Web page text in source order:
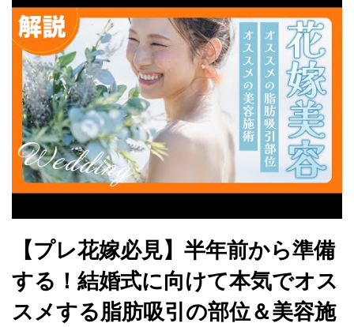
【プレ花嫁必見】半年前から準備
する！結婚式に向けて本気でオス
スメする脂肪吸引の部位＆美容施